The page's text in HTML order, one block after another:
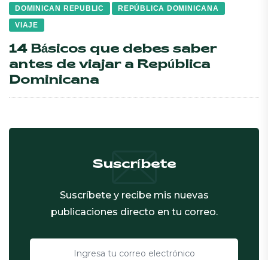
DOMINICAN REPUBLIC
REPÚBLICA DOMINICANA
VIAJE
14 Básicos que debes saber
antes de viajar a República
Dominicana
Suscríbete
Suscríbete y recibe mis nuevas
publicaciones directo en tu correo.